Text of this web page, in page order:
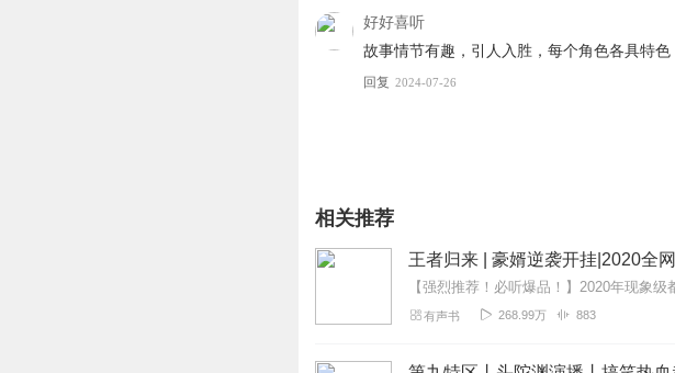
好好喜听
故事情节有趣，引人入胜，每个角色各具特
回复 2024-07-26
相关推荐
王者归来 | 豪婿逆袭开挂|2020全
有声书 268.99万 883